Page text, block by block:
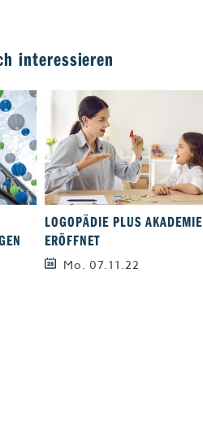
interessieren
LOGOPÄDIE PLUS AKADEMIE
ERÖFFNET
Mo. 07.11.22